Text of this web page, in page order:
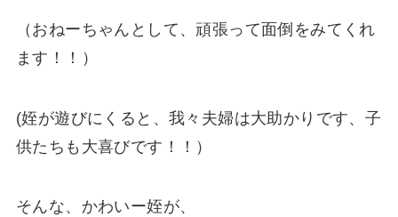
（おねーちゃんとして、頑張って面倒をみてくれ
ます！！）
(姪が遊びにくると、我々夫婦は大助かりです、子
供たちも大喜びです！！）
そんな、かわいー姪が、